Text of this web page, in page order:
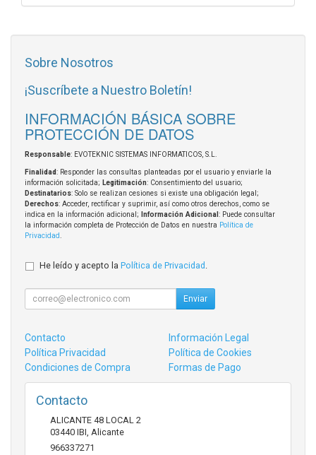
Sobre Nosotros
¡Suscríbete a Nuestro Boletín!
INFORMACIÓN BÁSICA SOBRE
PROTECCIÓN DE DATOS
Responsable: EVOTEKNIC SISTEMAS INFORMATICOS, S.L.
Finalidad: Responder las consultas planteadas por el usuario y enviarle la
información solicitada; Legitimación: Consentimiento del usuario;
Destinatarios: Solo se realizan cesiones si existe una obligación legal;
Derechos: Acceder, rectificar y suprimir, así como otros derechos, como se
indica en la información adicional;
Información Adicional : Puede consultar
la información completa de Protección de Datos en nuestra Política de
Privacidad
He leído y acepto la Política de Privacidad
Enviar
Contacto
Información Legal
Política Privacidad
Política de Cookies
Condiciones de Compra
Formas de Pago
Contacto
ALICANTE 48 LOCAL 2
03440 IBI Alicante
966337271